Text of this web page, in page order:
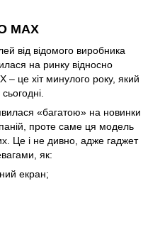
MAX
від відомого виробника
на ринку відносно
це хіт минулого року, який
«багатою» на новинки
проте саме ця модель
Це і не дивно, адже гаджет
як:
екран;